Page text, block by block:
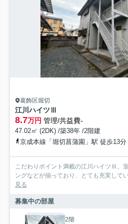
葛飾区堀切
江川ハイツⅢ
8.7万円 管理/共益費-
47.02㎡ (2DK) /築38年 /2階建
京成本線「堀切菖蒲園」駅 徒歩13分
こだわりポイント満載の江川ハイツⅢ。
ングなどが揃っており、とても充実して
見る
募集中の部屋
2階